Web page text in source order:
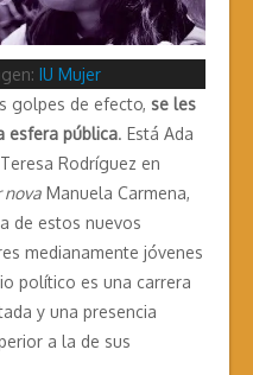
IU Mujer
golpes de efecto, se les
esfera pública. Está Ada
Rodríguez en
nova Manuela Carmena,
de estos nuevos
medianamente jóvenes
político es una carrera
y una presencia
a la de sus